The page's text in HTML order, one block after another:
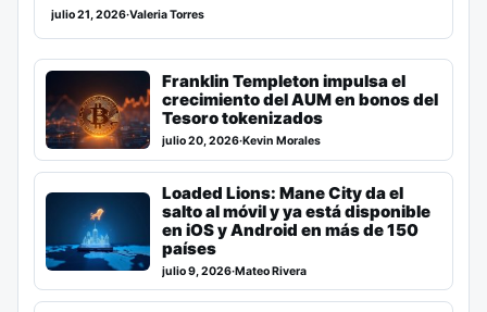
julio 21, 2026·Valeria Torres
Franklin Templeton impulsa el
crecimiento del AUM en bonos del
Tesoro tokenizados
julio 20, 2026·Kevin Morales
Loaded Lions: Mane City da el
salto al móvil y ya está disponible
en iOS y Android en más de 150
países
julio 9, 2026·Mateo Rivera